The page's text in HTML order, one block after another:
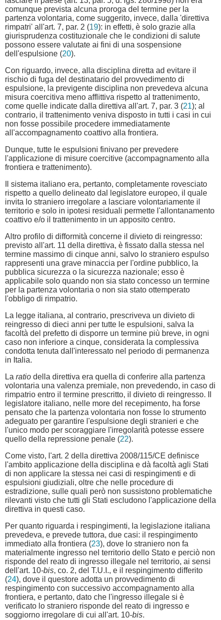
comunque prevista alcuna proroga del termine per la
partenza volontaria, come suggerito, invece, dalla 'direttiva
rimpatri' all'art. 7, par. 2 (19): in effetti, è solo grazie alla
giurisprudenza costituzionale che le condizioni di salute
possono essere valutate ai fini di una sospensione
dell'espulsione (20).
Con riguardo, invece, alla disciplina diretta ad evitare il
rischio di fuga del destinatario del provvedimento di
espulsione, la previgente disciplina non prevedeva alcuna
misura coercitiva meno afflittiva rispetto al trattenimento,
come quelle indicate dalla direttiva all'art. 7, par. 3 (21); al
contrario, il trattenimento veniva disposto in tutti i casi in cui
non fosse possibile procedere immediatamente
all'accompagnamento coattivo alla frontiera.
Dunque, tutte le espulsioni finivano per prevedere
l'applicazione di misure coercitive (accompagnamento alla
frontiera e trattenimento).
Il sistema italiano era, pertanto, completamente rovesciato
rispetto a quello delineato dal legislatore europeo, il quale
invita lo straniero irregolare a lasciare volontariamente il
territorio e solo in ipotesi residuali permette l'allontanamento
coattivo e/o il trattenimento in un apposito centro.
Altro profilo di difformità concerne il divieto di reingresso:
previsto all'art. 11 della direttiva, è fissato dalla stessa nel
termine massimo di cinque anni, salvo lo straniero espulso
rappresenti una grave minaccia per l'ordine pubblico, la
pubblica sicurezza o la sicurezza nazionale; esso è
applicabile solo quando non sia stato concesso un termine
per la partenza volontaria o non sia stato ottemperato
l'obbligo di rimpatrio.
La legge italiana, al contrario, prescriveva un divieto di
reingresso di dieci anni per tutte le espulsioni, salva la
facoltà del prefetto di disporre un termine più breve, in ogni
caso non inferiore a cinque, considerata la complessiva
condotta tenuta dall'interessato nel periodo di permanenza
in Italia.
La ratio della direttiva era quella di conferire alla partenza
volontaria una valenza premiale, non prevedendo, in caso di
rimpatrio entro il termine prescritto, il divieto di reingresso. Il
legislatore italiano, nelle more del recepimento, ha forse
pensato che la partenza volontaria non fosse lo strumento
adeguato per garantire l'espulsione degli stranieri e che
l'unico modo per scoraggiare l'irregolarità potesse essere
quello della repressione penale (22).
Come visto, l'art. 2 della direttiva 2008/115/CE definisce
l'ambito applicazione della disciplina e dà facoltà agli Stati
di non applicare la stessa nei casi di respingimenti e di
espulsioni giudiziali, oltre che nelle procedure di
estradizione, sulle quali però non sussistono problematiche
rilevanti visto che tutti gli Stati escludono l'applicazione della
direttiva in questi caso.
Per quanto riguarda i respingimenti, la legislazione italiana
prevedeva, e prevede tuttora, due casi: il respingimento
immediato alla frontiera (23), dove lo straniero non fa
materialmente ingresso nel territorio dello Stato e perciò non
risponde del reato di ingresso illegale nel territorio, ai sensi
dell'art. 10-bis, co. 2, del T.U.I., e il respingimento differito
(24), dove il questore adotta un provvedimento di
respingimento con successivo accompagnamento alla
frontiera, e pertanto, dato che l'ingresso illegale si è
verificato lo straniero risponde del reato di ingresso e
soggiorno irregolare di cui all'art. 10-bis.